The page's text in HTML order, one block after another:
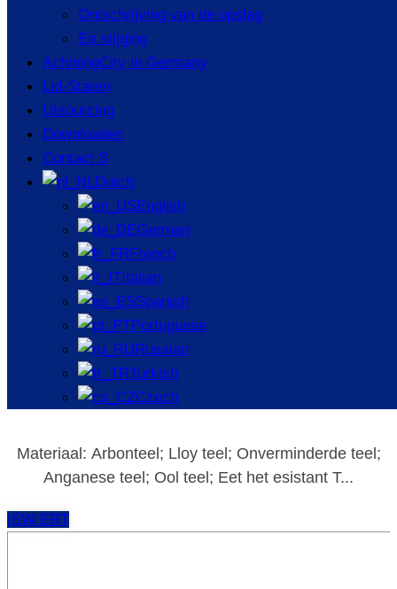
Ontschrijving van de opslag
En stijging
AchiningCity in Germany
Lid-Staten
Utsourcing
Downloaden
Contact S
Dutch
English
German
French
Italian
Spanish
Portuguese
Russian
Turkish
Czech
Luminiumutomotive geïntende opplader
Materiaal: Arbonteel; Lloy teel; Onverminderde teel;
Anganese teel; Ool teel; Eet het esistant T...
IEW ERT